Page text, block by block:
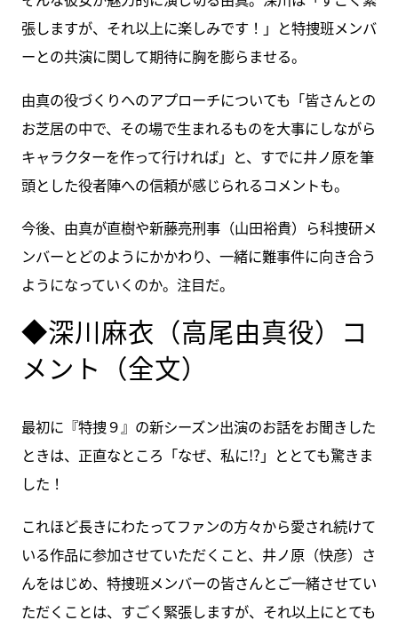
張しますが、それ以上に楽しみです！」と特捜班メンバ
ーとの共演に関して期待に胸を膨らませる。
由真の役づくりへのアプローチについても「皆さんとの
お芝居の中で、その場で生まれるものを大事にしながら
キャラクターを作って行ければ」と、すでに井ノ原を筆
頭とした役者陣への信頼が感じられるコメントも。
今後、由真が直樹や新藤亮刑事（山田裕貴）ら科捜研メ
ンバーとどのようにかかわり、一緒に難事件に向き合う
ようになっていくのか。注目だ。
◆深川麻衣（高尾由真役）コ
メント（全文）
最初に『特捜９』の新シーズン出演のお話をお聞きした
ときは、正直なところ「なぜ、私に!?」ととても驚きま
した！
これほど長きにわたってファンの方々から愛され続けて
いる作品に参加させていただくこと、井ノ原（快彦）さ
んをはじめ、特捜班メンバーの皆さんとご一緒させてい
ただくことは、すごく緊張しますが、それ以上にとても